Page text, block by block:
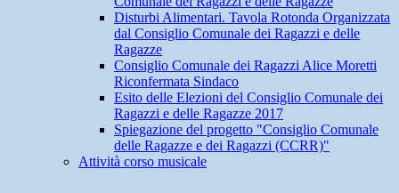
Disturbi Alimentari. Tavola Rotonda Organizzata
dal Consiglio Comunale dei Ragazzi e delle
Ragazze
Consiglio Comunale dei Ragazzi Alice Moretti
Riconfermata Sindaco
Esito delle Elezioni del Consiglio Comunale dei
Ragazzi e delle Ragazze 2017
Spiegazione del progetto "Consiglio Comunale
delle Ragazze e dei Ragazzi (CCRR)"
Attività corso musicale